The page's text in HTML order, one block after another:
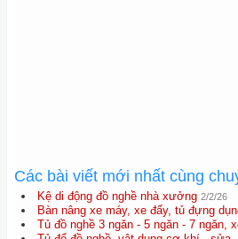
Các bài viết mới nhất cùng
Kệ di động đồ nghề nhà xưởng 2/2/26
Bàn nâng xe máy, xe đẩy, tủ đựng
Tủ đồ nghề 3 ngăn - 5 ngăn - 7 ngăn,